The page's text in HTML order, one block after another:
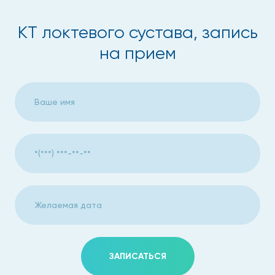
проведении КТ локтевого
сустава в Москве
локтевым суставом:
Дистрофически-дегенеративные процессы:
артриты, артрозы.
Травмы (переломы, вывихи, ушибы, трещины,
последствия.
Наличие жидкости в суставной полости (кроя, гноя,
Остеопению, остеопороз и прочие заболевания,
причиной которых является уменьшение костной
КТ локтевого сустава, запись
на прием
ЗАПИСАТЬСЯ